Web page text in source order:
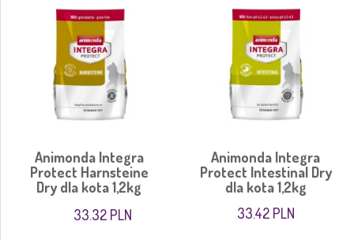
Animonda Integra
Protect Harnsteine
Dry dla kota 1,2kg
33.32 PLN
Animonda Integra
Protect Intestinal Dry
dla kota 1,2kg
33.42 PLN